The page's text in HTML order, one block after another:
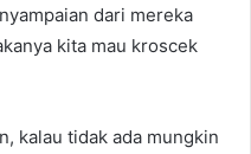
dari mereka
kita mau kroscek
kalau tidak ada mungkin